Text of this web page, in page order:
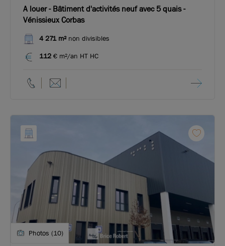
A louer - Bâtiment d'activités neuf avec 5 quais -
Vénissieux Corbas
4 271 m²non divisibles
112 € m²/an HT HC
Photos (10)